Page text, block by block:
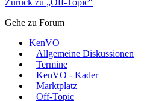
Gehe zu Forum
KenVO
Allgemeine Diskussionen
Termine
KenVO - Kader
Marktplatz
Off-Topic